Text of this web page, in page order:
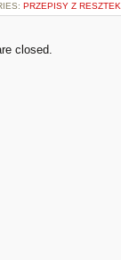
PRZEPISY Z RESZTEK
closed.